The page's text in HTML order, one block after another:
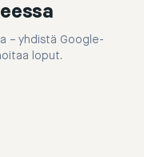
– yhdistä Google-
loput.